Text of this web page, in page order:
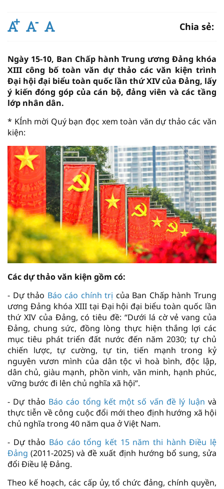
Chia sẻ:
Ngày 15-10, Ban Chấp hành Trung ương Đảng khóa
XIII công bố toàn văn dự thảo các văn kiện trình
Đại hội đại biểu toàn quốc lần thứ XIV của Đảng, lấy
ý kiến đóng góp của cán bộ, đảng viên và các tầng
lớp nhân dân.
* KÍnh mời Quý bạn đọc xem toàn văn dự thảo các văn
kiện:
Các dự thảo văn kiện gồm có:
- Dự thảo Báo cáo chính trị của Ban Chấp hành Trung
ương Đảng khóa XIII tại Đại hội đại biểu toàn quốc lần
thứ XIV của Đảng, có tiêu đề: “Dưới lá cờ vẻ vang của
Đảng, chung sức, đồng lòng thực hiện thắng lợi các
mục tiêu phát triển đất nước đến năm 2030; tự chủ
chiến lược, tự cường, tự tin, tiến mạnh trong kỷ
nguyên vươn mình của dân tộc vì hoà bình, độc lập,
dân chủ, giàu mạnh, phồn vinh, văn minh, hạnh phúc,
vững bước đi lên chủ nghĩa xã hội”.
- Dự thảo Báo cáo tổng kết một số vấn đề lý luận và
thực tiễn về công cuộc đổi mới theo định hướng xã hội
chủ nghĩa trong 40 năm qua ở Việt Nam.
- Dự thảo Báo cáo tổng kết 15 năm thi hành Điều lệ
Đảng (2011-2025) và đề xuất định hướng bổ sung, sửa
đổi Điều lệ Đảng.
Theo kế hoạch, các cấp ủy, tổ chức đảng, chính quyền,